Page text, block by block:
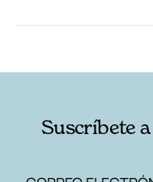
Suscríbete